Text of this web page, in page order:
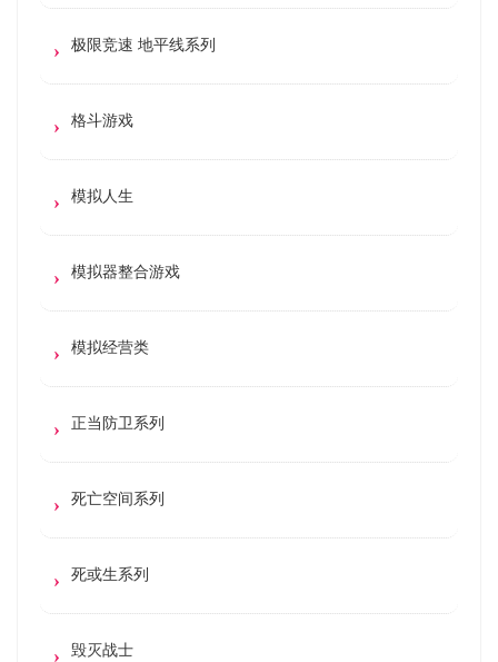
极限竞速 地平线系列
格斗游戏
模拟人生
模拟器整合游戏
模拟经营类
正当防卫系列
死亡空间系列
死或生系列
毁灭战士